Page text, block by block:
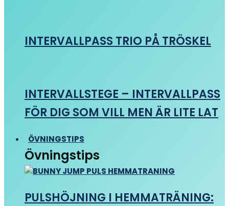
INTERVALLPASS TRIO PÅ TRÖSKEL
INTERVALLSTEGE – INTERVALLPASS
FÖR DIG SOM VILL MEN ÄR LITE LAT
ÖVNINGSTIPS
Övningstips
PULSHÖJNING I HEMMATRÄNING: